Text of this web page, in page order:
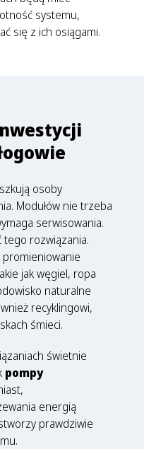
systemu,
się z ich osiągami.
osoby
Modułów nie trzeba
serwisowania.
rozwiązania.
jak węgiel, ropa
naturalne
recyklingowi,
śmieci.
świetnie
pompy
energią
prawdziwie